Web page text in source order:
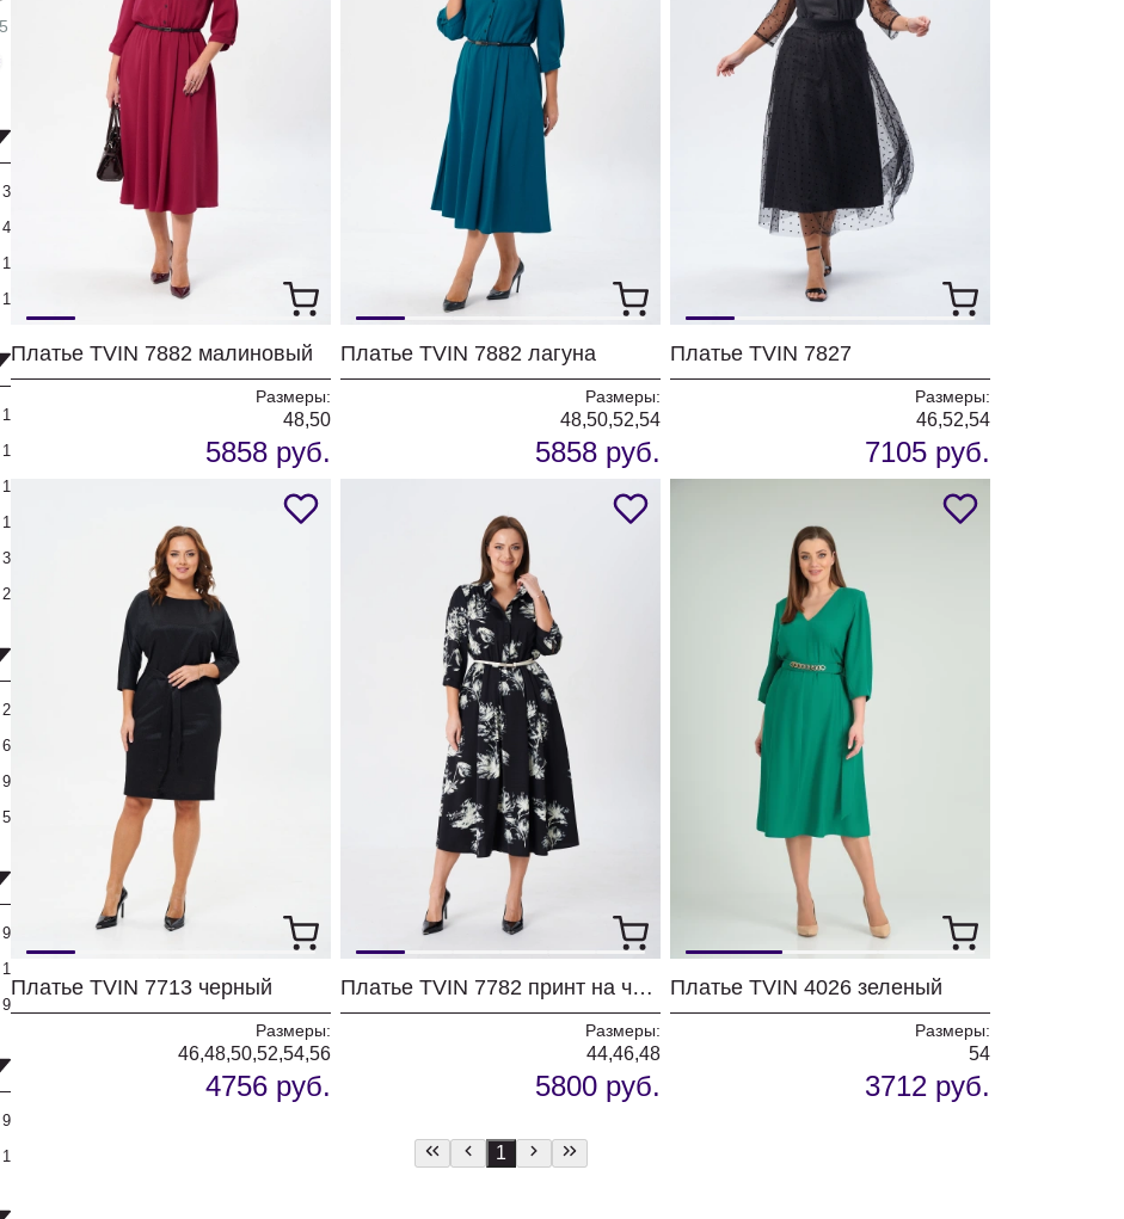
3
4
1
1
1
1
1
1
3
2
2
6
9
5
9
1
9
9
1
Платье TVIN 7882 малиновый
Размеры:
48,50
5858 руб.
Платье TVIN 7882 лагуна
Размеры:
48,50,52,54
5858 руб.
Платье TVIN 7827
Размеры:
46,52,54
7105 руб.
Платье TVIN 7713 черный
Размеры:
46,48,50,52,54,56
4756 руб.
Платье TVIN 7782 принт на черном
Размеры:
44,46,48
5800 руб.
Платье TVIN 4026 зеленый
Размеры:
54
3712 руб.
1